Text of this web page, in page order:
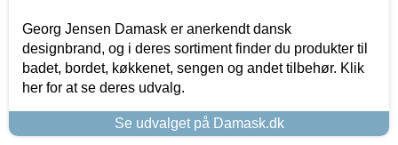
Georg Jensen Damask er anerkendt dansk
designbrand, og i deres sortiment finder du produkter til
badet, bordet, køkkenet, sengen og andet tilbehør. Klik
her for at se deres udvalg.
Se udvalget på Damask.dk